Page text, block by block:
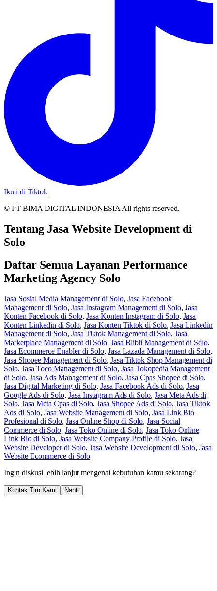
Ikuti di Tiktok
© PT BIMA DIGITAL INDONESIA All rights reserved.
Tentang Jasa Website Development di
Solo
Daftar Semua Layanan Performance
Marketing Agency Solo
Jasa Sosial Media Management di Solo, Jasa Facebook
Management di Solo, Jasa Instagram Management di Solo, Jasa
Konten Facebook di Solo, Jasa Konten Instagram di Solo, Jasa
Konten Linkedin di Solo, Jasa Konten Tiktok di Solo, Jasa Linkedin
Management di Solo, Jasa Tiktok Management di Solo, Jasa
Marketplace Management di Solo, Jasa Blibli Management di Solo,
Jasa Ecommerce Enabler di Solo, Jasa Lazada Management di Solo,
Jasa Shopee Management di Solo, Jasa Tiktok Shop Management di
Solo, Jasa Toco Management di Solo, Jasa Tokopedia Management
di Solo, Jasa Ads Management di Solo, Jasa Cpas Shopee di Solo,
Jasa Digital Marketing di Solo, Jasa Facebook Ads di Solo, Jasa
Google Ads di Solo, Jasa Instagram Ads di Solo, Jasa Meta Ads di
Solo, Jasa Meta Cpas di Solo, Jasa Shopee Ads di Solo, Jasa Tiktok
Ads di Solo, Jasa Website Management di Solo, Jasa Link Bio
Profesional di Solo, Jasa Online Shop di Solo, Jasa Social
Commerce di Solo, Jasa Toko Online di Solo, Jasa Toko Online
Link Bio di Solo, Jasa Website Company Profile di Solo, Jasa
Website Developer di Solo, Jasa Website Development di Solo, Jasa
Website Ecommerce di Solo
Ingin diskusi lebih lanjut mengenai kebutuhan kamu sekarang?
Kontak Tim Kami Nanti